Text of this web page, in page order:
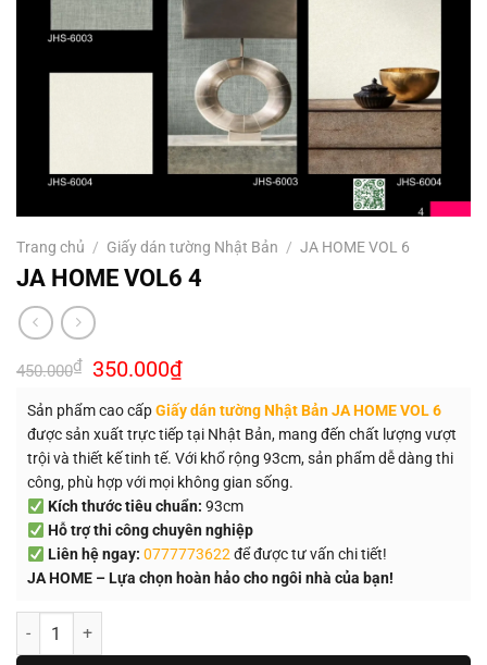
Trang chủ / Giấy dán tường Nhật Bản / JA HOME VOL 6
JA HOME VOL6 4
450.000₫ Giá
gốc
450.000₫.
350.000₫Giá
hiện
là:
350.000₫.
Sản phẩm cao cấpGiấy dán tường Nhật Bản JA HOME VOL 6
được sản xuất trực tiếp tại Nhật Bản, mang đến chất lượng vượt
trội và thiết kế tinh tế. Với khổ rộng 93cm, sản phẩm dễ dàng thi
công, phù hợp với mọi không gian sống.
Kích thước tiêu chuẩn: 93cm
Hỗ trợ thi công chuyên nghiệp
Liên hệ ngay: 0777773622để được tư vấn chi tiết!
JA HOME – Lựa chọn hoàn hảo cho ngôi nhà của bạn!
Số lượng